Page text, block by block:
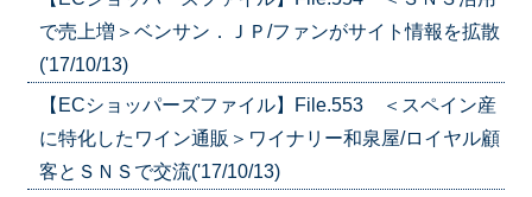
で売上増＞ベンサン．ＪＰ/ファンがサイト情報を拡散
('17/10/13)
【ECショッパーズファイル】File.553 ＜スペイン産
に特化したワイン通販＞ワイナリー和泉屋/ロイヤル顧
客とＳＮＳで交流('17/10/13)